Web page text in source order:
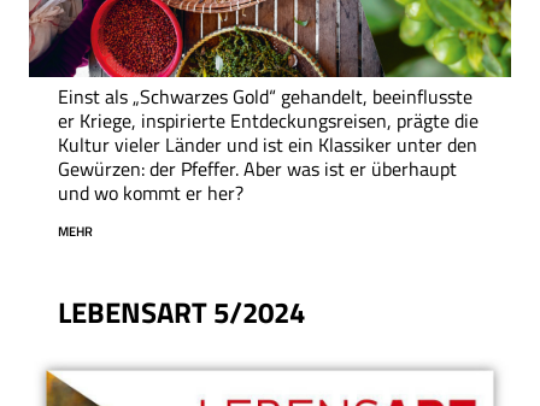
Einst als „Schwarzes Gold“ gehandelt, beeinflusste
er Kriege, inspirierte Entdeckungsreisen, prägte die
Kultur vieler Länder und ist ein Klassiker unter den
Gewürzen: der Pfeffer. Aber was ist er überhaupt
und wo kommt er her?
MEHR
LEBENSART 5/2024